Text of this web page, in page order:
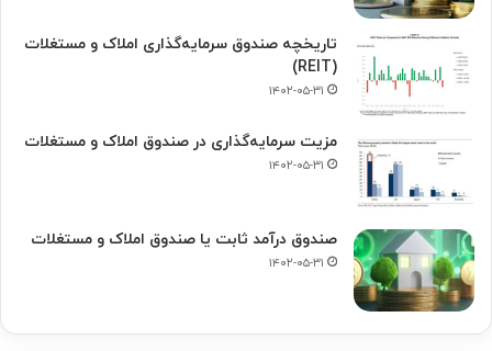
تاریخچه صندوق سرمایه‌گذاری املاک و مستغلات
(REIT)
۱۴۰۲-۰۵-۳۱
مزیت سرمایه‌گذاری در صندوق املاک و مستغلات
۱۴۰۲-۰۵-۳۱
صندوق درآمد ثابت یا صندوق املاک و مستغلات
۱۴۰۲-۰۵-۳۱